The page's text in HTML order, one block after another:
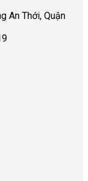
An Thới, Quận